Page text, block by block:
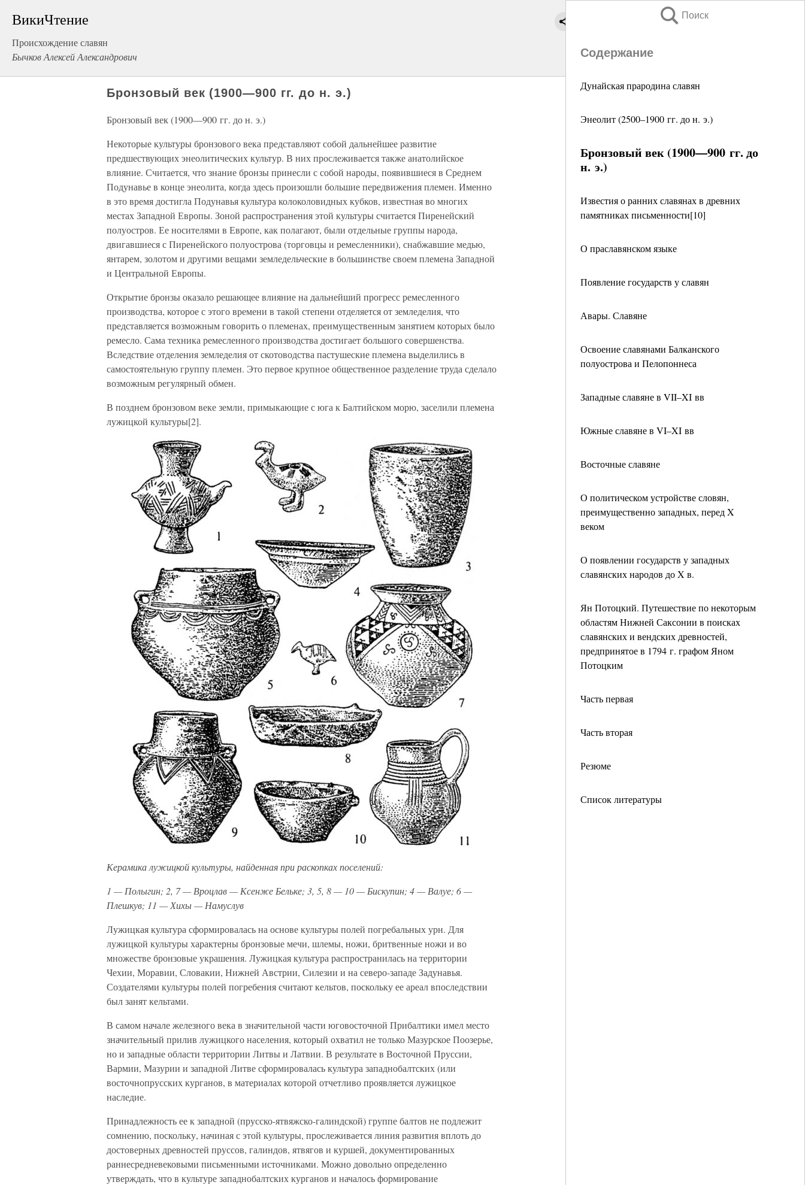
ВикиЧтение
Происхождение славян
Бычков Алексей Александрович
Поиск
Содержание
Дунайская прародина славян
Энеолит (2500–1900 гг. до н. э.)
Бронзовый век (1900—900 гг. до
н. э.)
Известия о ранних славянах в древних
памятниках письменности[10]
О праславянском языке
Появление государств у славян
Авары. Славяне
Освоение славянами Балканского
полуострова и Пелопоннеса
Западные славяне в VII–XI вв
Южные славяне в VI–XI вв
Восточные славяне
О политическом устройстве словян,
преимущественно западных, перед X
веком
О появлении государств у западных
славянских народов до X в.
Ян Потоцкий. Путешествие по некоторым
областям Нижней Саксонии в поисках
славянских и вендских древностей,
предпринятое в 1794 г. графом Яном
Потоцким
Часть первая
Часть вторая
Резюме
Список литературы
Бронзовый век (1900—900 гг. до н. э.)
Бронзовый век (1900—900 гг. до н. э.)
Некоторые культуры бронзового века представляют собой дальнейшее развитие
предшествующих энеолитических культур. В них прослеживается также анатолийское
влияние. Считается, что знание бронзы принесли с собой народы, появившиеся в Среднем
Подунавье в конце энеолита, когда здесь произошли большие передвижения племен. Именно
в это время достигла Подунавья культура колоколовидных кубков, известная во многих
местах Западной Европы. Зоной распространения этой культуры считается Пиренейский
полуостров. Ее носителями в Европе, как полагают, были отдельные группы народа,
двигавшиеся с Пиренейского полуострова (торговцы и ремесленники), снабжавшие медью,
янтарем, золотом и другими вещами земледельческие в большинстве своем племена Западной
и Центральной Европы.
Открытие бронзы оказало решающее влияние на дальнейший прогресс ремесленного
производства, которое с этого времени в такой степени отделяется от земледелия, что
представляется возможным говорить о племенах, преимущественным занятием которых было
ремесло. Сама техника ремесленного производства достигает большого совершенства.
Вследствие отделения земледелия от скотоводства пастушеские племена выделились в
самостоятельную группу племен. Это первое крупное общественное разделение труда сделало
возможным регулярный обмен.
В позднем бронзовом веке земли, примыкающие с юга к Балтийском морю, заселили племена
лужицкой культуры[2].
Керамика лужицкой культуры, найденная при раскопках поселений:
1 — Полыгин; 2, 7 — Вроцлав — Ксенже Бельке; 3, 5, 8 — 10 — Бискупин; 4 — Валуе; 6 —
Плешкув; 11 — Хихы — Намуслув
Лужицкая культура сформировалась на основе культуры полей погребальных урн. Для
лужицкой культуры характерны бронзовые мечи, шлемы, ножи, бритвенные ножи и во
множестве бронзовые украшения. Лужицкая культура распространилась на территории
Чехии, Моравии, Словакии, Нижней Австрии, Силезии и на северо-западе Задунавья.
Создателями культуры полей погребения считают кельтов, поскольку ее ареал впоследствии
был занят кельтами.
В самом начале железного века в значительной части юговосточной Прибалтики имел место
значительный прилив лужицкого населения, который охватил не только Мазурское Поозерье,
но и западные области территории Литвы и Латвии. В результате в Восточной Пруссии,
Вармии, Мазурии и западной Литве сформировалась культура западнобалтских (или
восточнопрусских курганов, в материалах которой отчетливо проявляется лужицкое
наследие.
Принадлежность ее к западной (прусско-ятвяжско-галиндской) группе балтов не подлежит
сомнению, поскольку, начиная с этой культуры, прослеживается линия развития вплоть до
достоверных древностей пруссов, галиндов, ятвягов и куршей, документированных
раннесредневековыми письменными источниками. Можно довольно определенно
утверждать, что в культуре западнобалтских курганов и началось формирование